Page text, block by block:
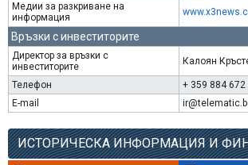
Медии за разкриване на
информация
Връзки с инвеститорите
Директор за връзки с
инвеститорите
Калоян
Телефон
+ 359 884 672
E-mail